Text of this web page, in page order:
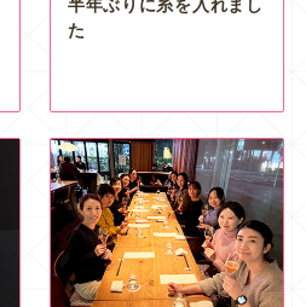
半年ぶりに糸を入れまし
た